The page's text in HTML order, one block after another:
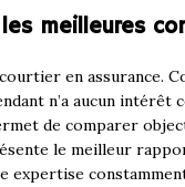
meilleures
en assurance.
n’a aucun intérêt
de comparer
le meilleur
expertise